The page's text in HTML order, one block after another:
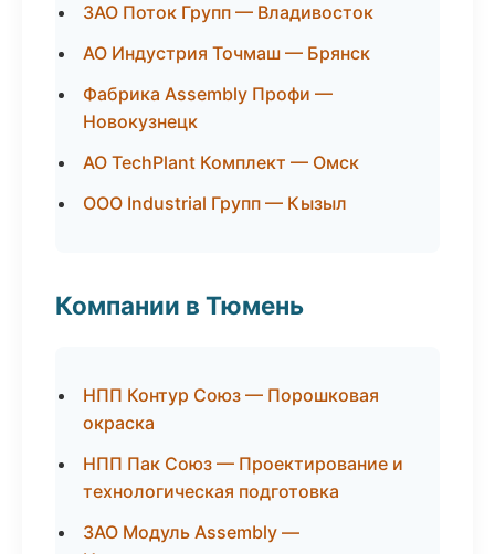
ЗАО Поток Групп — Владивосток
АО Индустрия Точмаш — Брянск
Фабрика Assembly Профи —
Новокузнецк
АО TechPlant Комплект — Омск
ООО Industrial Групп — Кызыл
Компании в Тюмень
НПП Контур Союз — Порошковая
окраска
НПП Пак Союз — Проектирование и
технологическая подготовка
ЗАО Модуль Assembly —